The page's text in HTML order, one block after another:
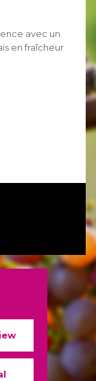
avec un
en fraîcheur